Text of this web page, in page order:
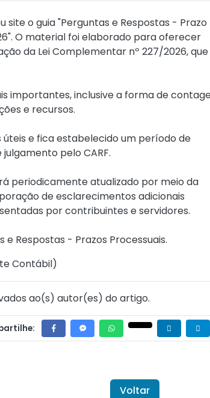
site o guia "Perguntas e Respostas - Prazo
O material foi elaborado para oferecer
da Lei Complementar nº 227/2026, que
importantes, inclusive a forma de
e recursos.
e fica estabelecido um período de
pelo CARF.
periodicamente atualizado por meio da
de esclarecimentos adicionais
por contribuintes e servidores.
Respostas - Prazos Processuais.
Contábil)
ao(s) autor(es) do artigo.
Voltar